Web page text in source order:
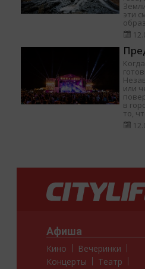
эти
или
в
то,
Афиша
Кино
Вечеринки
Концерты
Театр